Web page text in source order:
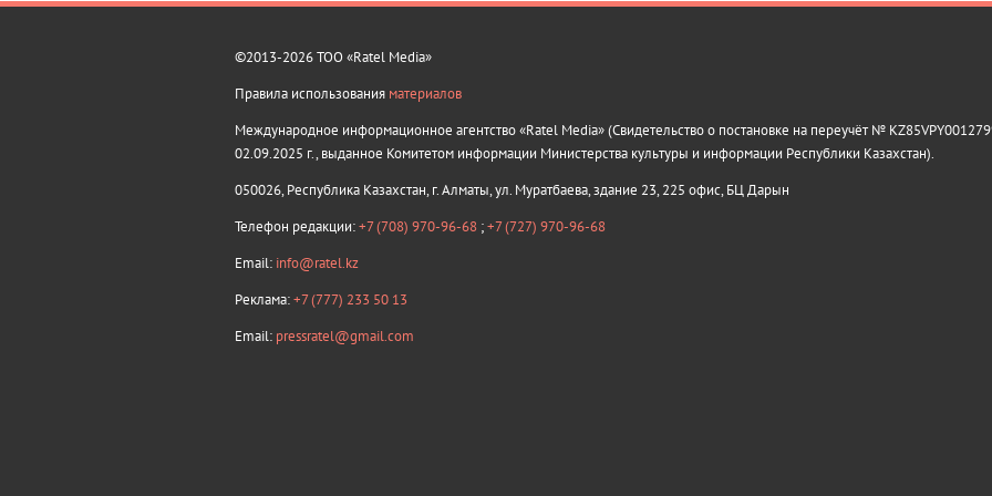
©2013-2026 ТОО «Ratel Media»
Правила использования материалов
Международное информационное агентство «Ratel Media» (Свидетельство о постановке на переучёт №
02.09.2025 г., выданное Комитетом информации Министерства культуры и информации Республики Казахстан).
050026, Республика Казахстан, г. Алматы, ул. Муратбаева, здание 23, 225 офис, БЦ Дарын
Телефон редакции:+7 (708) 970-96-68 ;+7 (727) 970-96-68
Email: info@ratel.kz
Реклама:+7 (777) 233 50 13
Email: pressratel@gmail.com